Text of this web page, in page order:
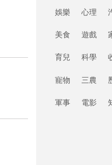
娛樂 心理
美食 遊戲
育兒 科學
寵物 三農
軍事 電影